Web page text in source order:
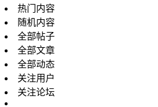
热门内容
随机内容
全部帖子
全部文章
全部动态
关注用户
关注论坛